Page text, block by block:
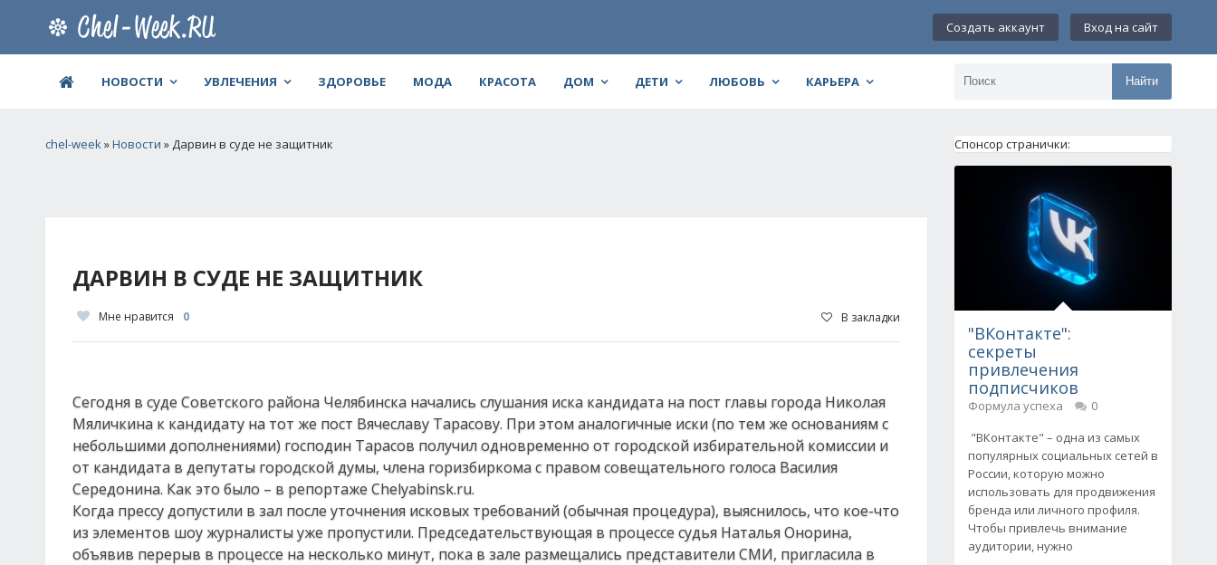
Создать аккаунт Вход на сайт
НОВОСТИ УВЛЕЧЕНИЯ ЗДОРОВЬЕ МОДА КРАСОТА ДОМ ДЕТИ ЛЮБОВЬ КАРЬЕРА Найти
chel-week»Новости » Дарвин в суде не защитник
ДАРВИН В СУДЕ НЕ ЗАЩИТНИК
Мне нравится 0 В закладки
Сегодня в суде Советского района Челябинска начались слушания иска кандидата на пост главы города Николая
Мяличкина к кандидату на тот же пост Вячеславу Тарасову. При этом аналогичные иски (по тем же основаниям с
небольшими дополнениями) господин Тарасов получил одновременно от городской избирательной комиссии и
от кандидата в депутаты городской думы, члена горизбиркома с правом совещательного голоса Василия
Середонина. Как это было – в репортаже Chelyabinsk.ru.
Когда прессу допустили в зал после уточнения исковых требований (обычная процедура), выяснилось, что кое-что
из элементов шоу журналисты уже пропустили. Председательствующая в процессе судья Наталья Онорина,
объявив перерыв в процессе на несколько минут, пока в зале размещались представители СМИ, пригласила в
Спонсор странички:
"ВКонтакте":
секреты
привлечения
подписчиков
Формула успеха
0
"ВКонтакте" – одна из самых
популярных социальных сетей в
России, которую можно
использовать для продвижения
бренда или личного профиля.
Чтобы привлечь внимание
аудитории, нужно